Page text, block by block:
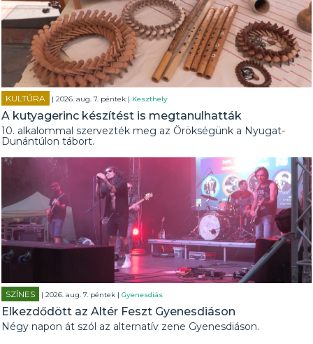
KULTÚRA | 2026. aug. 7. péntek | Keszthely
A kutyagerinc készítést is megtanulhatták
10. alkalommal szervezték meg az Örökségünk a Nyugat-
Dunántúlon tábort.
SZÍNES | 2026. aug. 7. péntek |Gyenesdiás
Elkezdődött az Altér Feszt Gyenesdiáson
Négy napon át szól az alternatív zene Gyenesdiáson.